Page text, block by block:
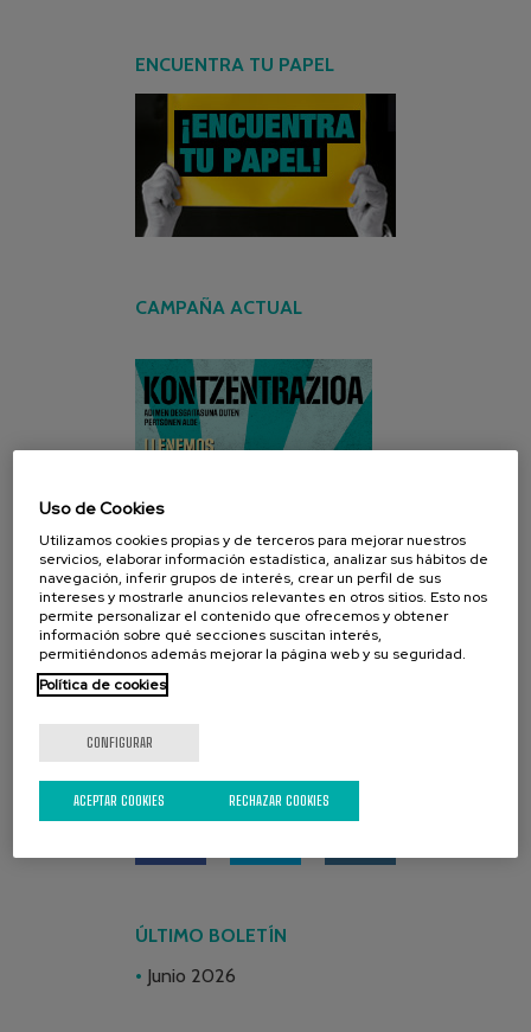
ENCUENTRA TU PAPEL
CAMPAÑA ACTUAL
REDES SOCIALES
ÚLTIMO BOLETÍN
Junio 2026
Uso de Cookies
Utilizamos cookies propias y de terceros para mejorar nuestros
servicios, elaborar información estadística, analizar sus hábitos de
navegación, inferir grupos de interés, crear un perfil de sus
intereses y mostrarle anuncios relevantes en otros sitios. Esto nos
permite personalizar el contenido que ofrecemos y obtener
información sobre qué secciones suscitan interés,
permitiéndonos además mejorar la página web y su seguridad.
Política de cookies
CONFIGURAR
RECHAZAR COOKIES
ACEPTAR COOKIES